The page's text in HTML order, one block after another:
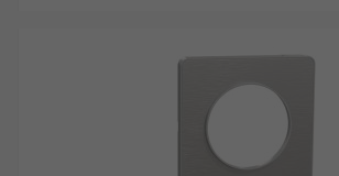
und antistatische Varianten
: Schlagfest, leicht,